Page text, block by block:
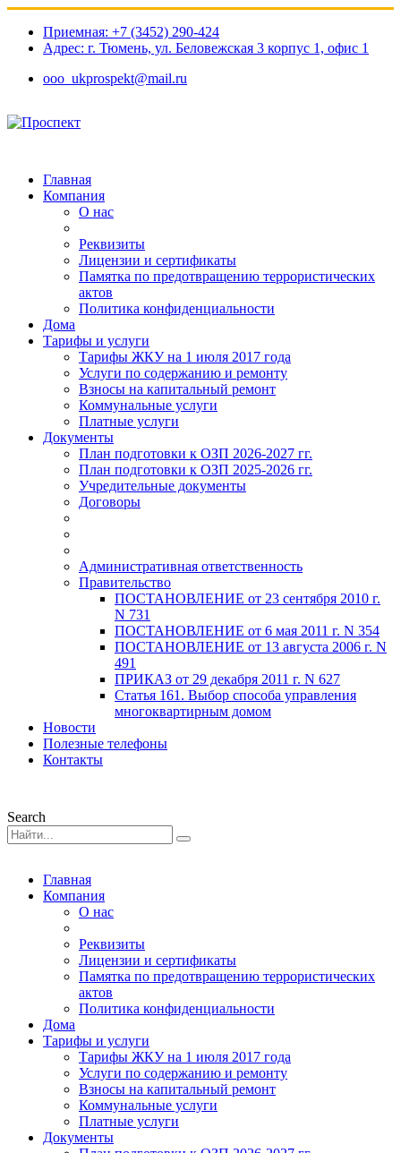
Приемная: +7 (3452) 290-424
Адрес: г. Тюмень, ул. Беловежская 3 корпус 1, офис 1​
ooo_ukprospekt@mail.ru
Главная
Компания
О нас
Реквизиты
Лицензии и сертификаты
Памятка по предотвращению террористических
актов
Политика конфиденциальности
Дома
Тарифы и услуги
Тарифы ЖКУ на 1 июля 2017 года
Услуги по содержанию и ремонту
Взносы на капитальный ремонт
Коммунальные услуги
Платные услуги
Документы
План подготовки к ОЗП 2026-2027 гг.
План подготовки к ОЗП 2025-2026 гг.
Учредительные документы
Договоры
Административная ответственность
Правительство
ПОСТАНОВЛЕНИЕ от 23 сентября 2010 г.
N 731
ПОСТАНОВЛЕНИЕ от 6 мая 2011 г. N 354
ПОСТАНОВЛЕНИЕ от 13 августа 2006 г. N
491
ПРИКАЗ от 29 декабря 2011 г. N 627
Статья 161. Выбор способа управления
многоквартирным домом
Новости
Полезные телефоны
Контакты
Search
Главная
Компания
О нас
Реквизиты
Лицензии и сертификаты
Памятка по предотвращению террористических
актов
Политика конфиденциальности
Дома
Тарифы и услуги
Тарифы ЖКУ на 1 июля 2017 года
Услуги по содержанию и ремонту
Взносы на капитальный ремонт
Коммунальные услуги
Платные услуги
Документы